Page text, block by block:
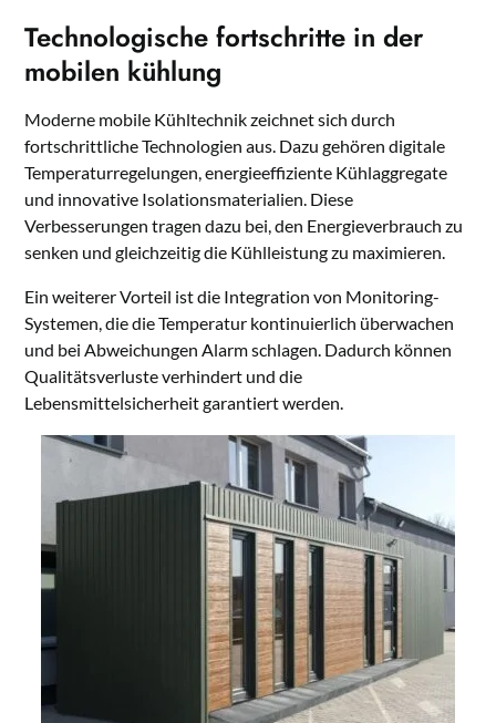
Technologische fortschritte in der
mobilen kühlung
Moderne mobile Kühltechnik zeichnet sich durch
fortschrittliche Technologien aus. Dazu gehören digitale
Temperaturregelungen, energieeffiziente Kühlaggregate
und innovative Isolationsmaterialien. Diese
Verbesserungen tragen dazu bei, den Energieverbrauch zu
senken und gleichzeitig die Kühlleistung zu maximieren.
Ein weiterer Vorteil ist die Integration von Monitoring-
Systemen, die die Temperatur kontinuierlich überwachen
und bei Abweichungen Alarm schlagen. Dadurch können
Qualitätsverluste verhindert und die
Lebensmittelsicherheit garantiert werden.